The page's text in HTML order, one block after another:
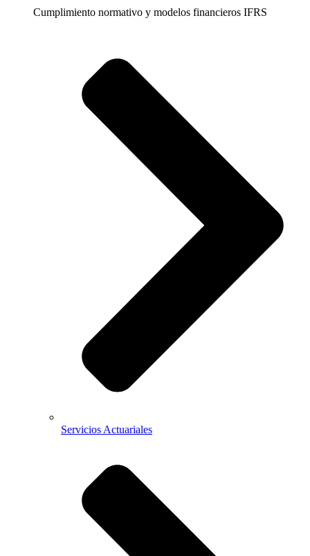
Cumplimiento normativo y modelos financieros IFRS
Servicios Actuariales